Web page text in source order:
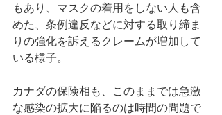
もあり、マスクの着用をしない人も含
めた、条例違反などに対する取り締ま
りの強化を訴えるクレームが増加して
いる様子。
カナダの保険相も、このままでは急激
な感染の拡大に陥るのは時間の問題で